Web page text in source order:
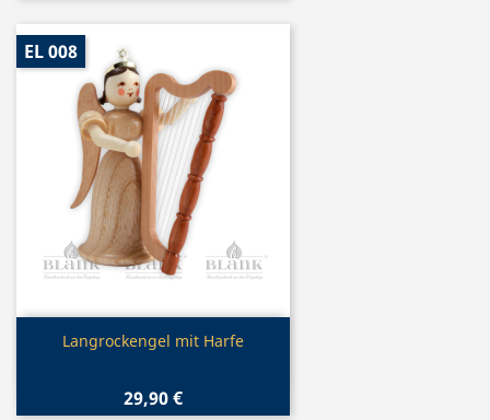
Vorschau
Langrockengel mit Harfe
29,90 €
EL 008